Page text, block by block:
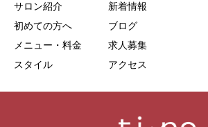
サロン紹介
初めての方へ
メニュー・料金
スタイル
新着情報
ブログ
求人募集
アクセス